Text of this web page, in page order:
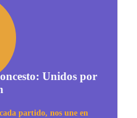
Unidos por
partido, nos une en